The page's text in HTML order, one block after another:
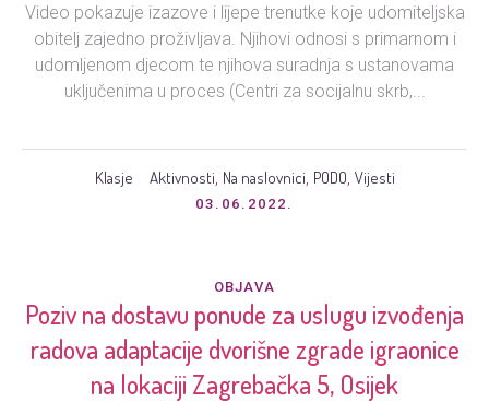
Video pokazuje izazove i lijepe trenutke koje udomiteljska
obitelj zajedno proživljava. Njihovi odnosi s primarnom i
udomljenom djecom te njihova suradnja s ustanovama
uključenima u proces (Centri za socijalnu skrb,...
Klasje Aktivnosti Na naslovnici PODO Vijesti
03.06.2022.
OBJAVA
Poziv na dostavu ponude za uslugu izvođenja
radova adaptacije dvorišne zgrade igraonice
na lokaciji Zagrebačka 5, Osijek